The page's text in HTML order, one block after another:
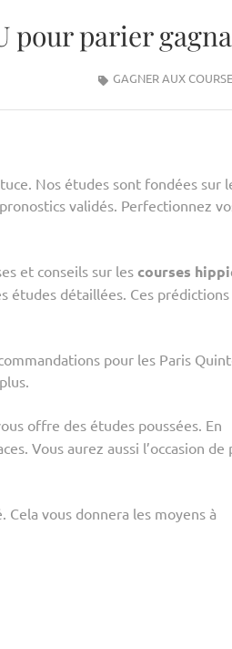
pour parier
GAGNER AUX
Nos études sont fondées sur
validés. Perfectionnez
et conseils sur les courses
études détaillées. Ces
pour les Paris
offre des études poussées. En
Vous aurez aussi l’occasion de
vous donnera les moyens à